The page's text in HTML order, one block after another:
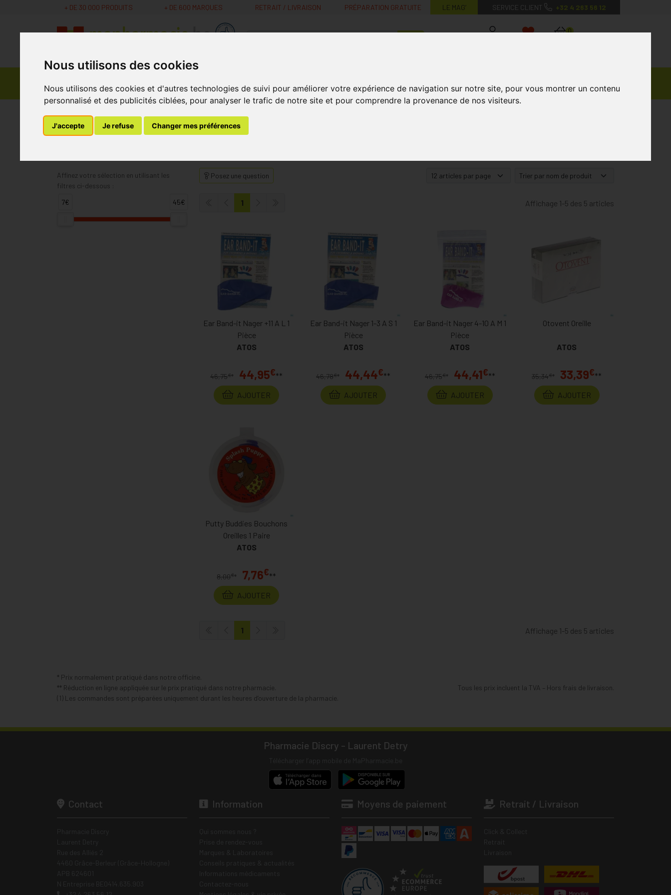
Nous utilisons des cookies
Nous utilisons des cookies et d'autres technologies de suivi pour améliorer votre expérience de navigation sur notre site, pour vous montrer un contenu
personnalisé et des publicités ciblées, pour analyser le trafic de notre site et pour comprendre la provenance de nos visiteurs.
J'accepte Je refuse Changer mes préférences
+ DE 30 000 PRODUITS + DE 600 MARQUES RETRAIT / LIVRAISON PRÉPARATION GRATUITE LE MAG’ SERVICE CLIENT +32 4 263 56 12
MaPharmacie.be ma santé, mes conseils, mes prix
0
Promos Médicaments
Cosmétiques
Minceur
Vitamines
Grossesse
naturelles
Privées
MaPharmacie.be
Posez une question
Affichage 1-5 des 5 articles
1
Ear Band-it Nager +11 A L 1
Pièce
ATOS
46,75€* 44,95€**
AJOUTER
Ear Band-it Nager 1-3 A S 1
Pièce
ATOS
46,78€* 44,44€**
AJOUTER
Ear Band-it Nager 4-10 A M 1
Pièce
ATOS
46,75€* 44,41€**
AJOUTER
Otovent Oreille
ATOS
35,34€* 33,39€**
AJOUTER
Putty Buddies Bouchons
Oreilles 1 Paire
ATOS
8,00€* 7,76€**
AJOUTER
Affichage 1-5 des 5 articles
1
Affinez votre sélection en utilisant les
filtres ci-dessous :
7€
45€
* Prix normalement pratiqué dans notre officine.
** Réduction en ligne appliquée sur le prix pratiqué dans notre pharmacie.
(1) Les commandes sont préparées uniquement durant les heures d’ouverture de la pharmacie.
Tous les prix incluent la TVA – Hors frais de livraison.
Pharmacie Discry - Laurent Detry
Contact Information Moyens de paiement Retrait / Livraison